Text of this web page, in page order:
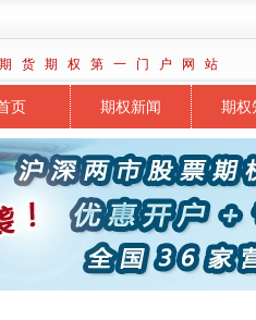
货 期 权 第 一 门 户 网 站
页 期权新闻 期权